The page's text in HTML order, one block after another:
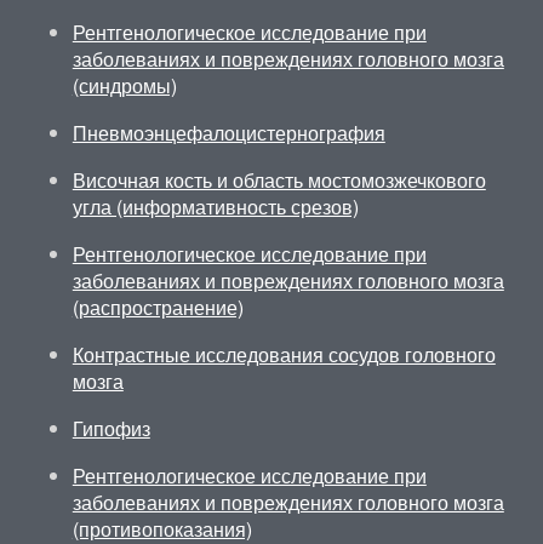
Рентгенологическое исследование при
заболеваниях и повреждениях головного мозга
(синдромы)
Пневмоэнцефалоцистернография
Височная кость и область мостомозжечкового
угла (информативность срезов)
Рентгенологическое исследование при
заболеваниях и повреждениях головного мозга
(распространение)
Контрастные исследования сосудов головного
мозга
Гипофиз
Рентгенологическое исследование при
заболеваниях и повреждениях головного мозга
(противопоказания)